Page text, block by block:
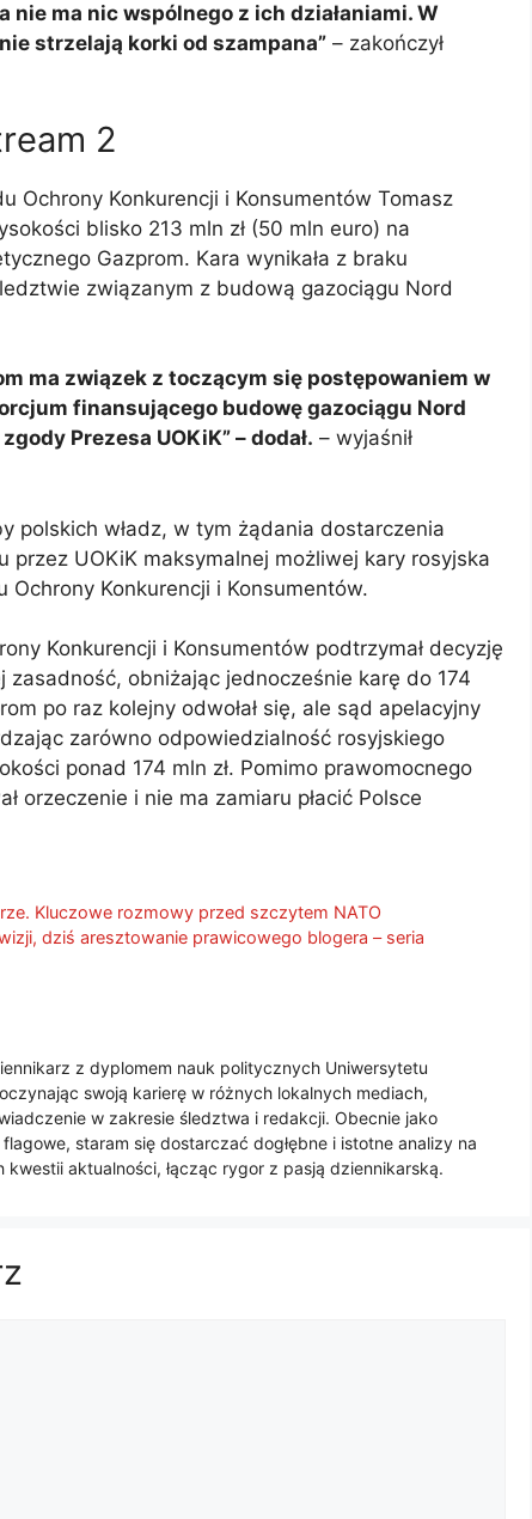
nie ma nic wspólnego z ich działaniami. W
strzelają korki od szampana” – zakończył
2
Ochrony Konkurencji i Konsumentów Tomasz
blisko 213 mln zł (50 mln euro) na
Gazprom. Kara wynikała z braku
związanym z budową gazociągu Nord
ma związek z toczącym się postępowaniem w
finansującego budowę gazociągu Nord
Prezesa UOKiK” – dodał. – wyjaśnił
polskich władz, w tym żądania dostarczenia
przez UOKiK maksymalnej możliwej kary rosyjska
Ochrony Konkurencji i Konsumentów.
Konkurencji i Konsumentów podtrzymał decyzję
zasadność, obniżając jednocześnie karę do 174
po raz kolejny odwołał się, ale sąd apelacyjny
zarówno odpowiedzialność rosyjskiego
ponad 174 mln zł. Pomimo prawomocnego
orzeczenie i nie ma zamiaru płacić Polsce
Kluczowe rozmowy przed szczytem NATO
dziś aresztowanie prawicowego blogera – seria
z dyplomem nauk politycznych Uniwersytetu
swoją karierę w różnych lokalnych mediach,
w zakresie śledztwa i redakcji. Obecnie jako
staram się dostarczać dogłębne i istotne analizy na
kwestii aktualności, łącząc rygor z pasją dziennikarską.